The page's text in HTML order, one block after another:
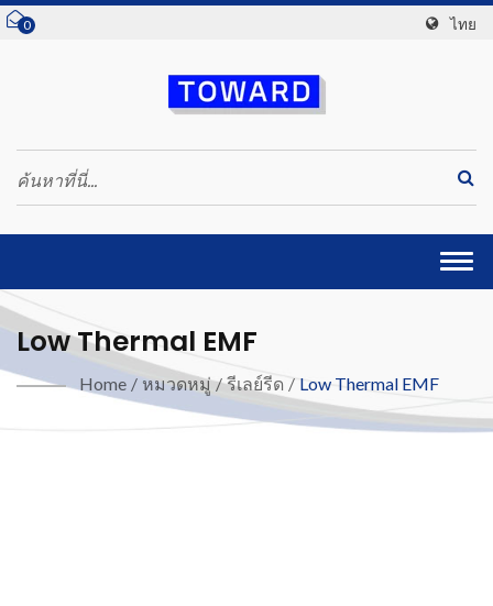
0 ไทย
Low Thermal EMF
Home / หมวดหมู่ / รีเลย์รีด / Low Thermal EMF